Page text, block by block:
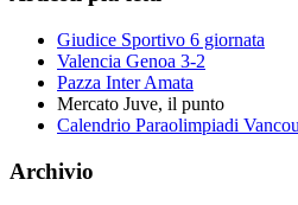
Giudice Sportivo 6 giornata
Valencia Genoa 3-2
Pazza Inter Amata
Mercato Juve, il punto
Calendrio Paraolimpiadi
Archivio